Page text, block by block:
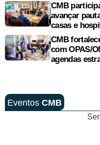
CMB
avançar
casas e
CMB
com OPAS/
agendas
Eventos CMB